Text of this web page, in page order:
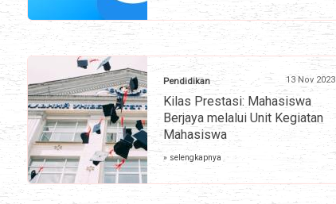
Pendidikan 13 Nov 2023
Kilas Prestasi: Mahasiswa
Berjaya melalui Unit Kegiatan
Mahasiswa
» selengkapnya